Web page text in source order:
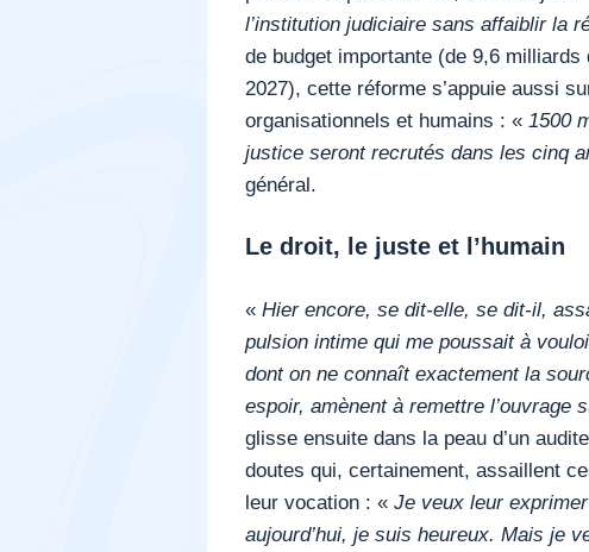
l’institution judiciaire sans affaiblir la
de budget importante (de 9,6 milliards
2027), cette réforme s’appuie aussi
organisationnels et humains : « 1500
justice seront recrutés dans les cinq
général.
Le droit, le juste et l’humain
« Hier encore, se dit-elle, se dit-il,
pulsion intime qui me poussait à
dont on ne connaît exactement la
espoir, amènent à remettre l’ouvrage
glisse ensuite dans la peau d’un
doutes qui, certainement, assaillent
leur vocation : « Je veux leur
aujourd’hui, je suis heureux. Mais je